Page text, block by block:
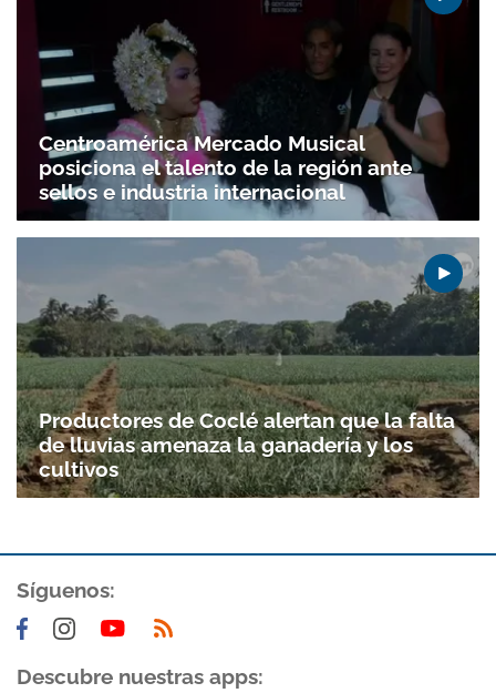
Gracias por suscribirte a nuestro boletín.
Centroamérica Mercado Musical
posiciona el talento de la región ante
sellos e industria internacional
Productores de Coclé alertan que la falta
de lluvias amenaza la ganadería y los
cultivos
Síguenos:
Descubre nuestras apps: